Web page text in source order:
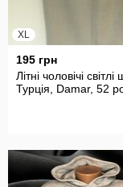
XL
195 грн
Літні чоловічі світлі
Турція, Damar, 52